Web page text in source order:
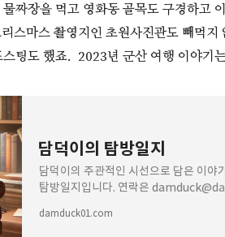
짜장을 먹고 영화동 골목도 구경하고
스마스 촬영지인 초원사진관도 빼먹
팅도 했죠. 2023년 군산 여행 이야기
담덕이의 탐방일지
담덕이의 주관적인 시선으로 담은 이야
탐방일지입니다. 연락은
damduck01.com